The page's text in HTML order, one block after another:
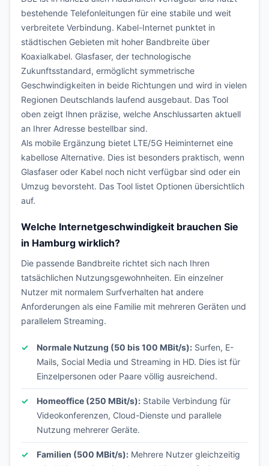
bestehende Telefonleitungen für eine stabile und weit
verbreitete Verbindung. Kabel-Internet punktet in
städtischen Gebieten mit hoher Bandbreite über
Koaxialkabel. Glasfaser, der technologische
Zukunftsstandard, ermöglicht symmetrische
Geschwindigkeiten in beide Richtungen und wird in vielen
Regionen Deutschlands laufend ausgebaut. Das Tool
oben zeigt Ihnen präzise, welche Anschlussarten aktuell
an Ihrer Adresse bestellbar sind.
Als mobile Ergänzung bietet LTE/5G Heiminternet eine
kabellose Alternative. Dies ist besonders praktisch, wenn
Glasfaser oder Kabel noch nicht verfügbar sind oder ein
Umzug bevorsteht. Das Tool listet Optionen übersichtlich
auf.
Welche Internetgeschwindigkeit brauchen Sie
in Hamburg wirklich?
Die passende Bandbreite richtet sich nach Ihren
tatsächlichen Nutzungsgewohnheiten. Ein einzelner
Nutzer mit normalem Surfverhalten hat andere
Anforderungen als eine Familie mit mehreren Geräten und
parallelem Streaming.
Normale Nutzung (50 bis 100 MBit/s): Surfen, E-
Mails, Social Media und Streaming in HD. Dies ist für
Einzelpersonen oder Paare völlig ausreichend.
Homeoffice (250 MBit/s): Stabile Verbindung für
Videokonferenzen, Cloud-Dienste und parallele
Nutzung mehrerer Geräte.
Familien (500 MBit/s): Mehrere Nutzer gleichzeitig